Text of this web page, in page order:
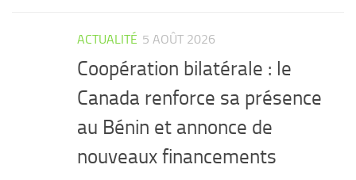
ACTUALITÉ 5 AOÛT 2026
Coopération bilatérale : le
Canada renforce sa présence
au Bénin et annonce de
nouveaux financements